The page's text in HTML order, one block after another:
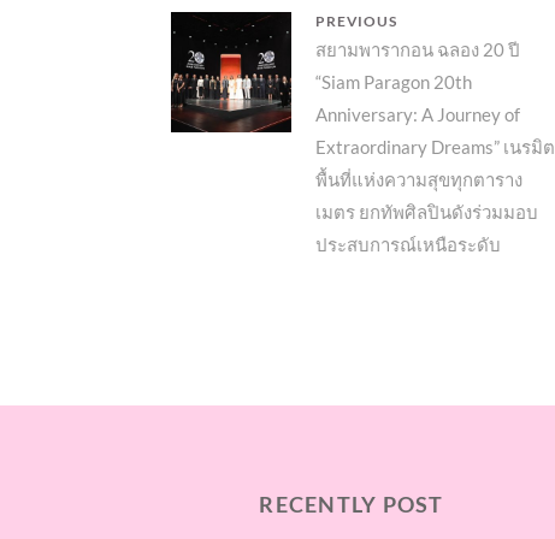
แนะแนว
เรื่อง
PREVIOUS
Previous
post:
สยามพารากอน ฉลอง 20 ปี
“Siam Paragon 20th
Anniversary: A Journey of
Extraordinary Dreams” เนรมิต
พื้นที่แห่งความสุขทุกตาราง
เมตร ยกทัพศิลปินดังร่วมมอบ
ประสบการณ์เหนือระดับ
RECENTLY POST